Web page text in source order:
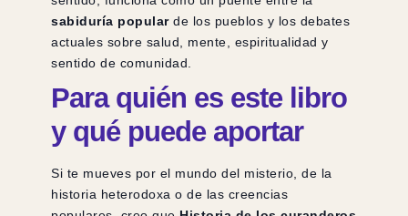
sabiduría popularde los pueblos y los debates
actuales sobre salud, mente, espiritualidad y
sentido de comunidad.
Para quién es este libro
y qué puede aportar
Si te mueves por el mundo del misterio, de la
historia heterodoxa o de las creencias